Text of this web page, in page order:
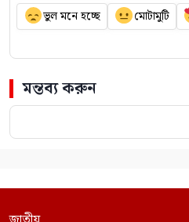
ভুল মনে হচ্ছে মোটামুটি
মন্তব্য করুন